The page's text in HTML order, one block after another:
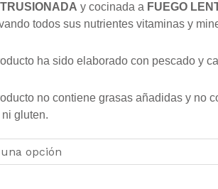
y cocinada a FUEGO
todos sus nutrientes vitaminas y
ha sido elaborado con pescado y
no contiene grasas añadidas y no
gluten.